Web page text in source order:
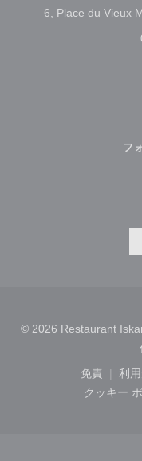
6, Place du Vieux
フ
© 2026 Restaurant
免責
((新し
利
クッキー